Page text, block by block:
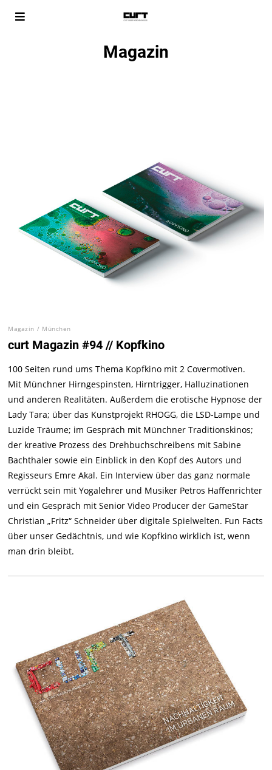
Magazin
Magazin / München
curt Magazin #94 // Kopfkino
100 Seiten rund ums Thema Kopfkino mit 2 Covermotiven.
Mit Münchner Hirngespinsten, Hirntrigger, Halluzinationen
und anderen Realitäten. Außerdem die erotische Hypnose der
Lady Tara; über das Kunstprojekt RHOGG, die LSD-Lampe und
Luzide Träume; im Gespräch mit Münchner Traditionskinos;
der kreative Prozess des Drehbuchschreibens mit Sabine
Bachthaler sowie ein Einblick in den Kopf des Autors und
Regisseurs Emre Akal. Ein Interview über das ganz normale
verrückt sein mit Yogalehrer und Musiker Petros Haffenrichter
und ein Gespräch mit Senior Video Producer der GameStar
Christian „Fritz“ Schneider über digitale Spielwelten. Fun Facts
über unser Gedächtnis, und wie Kopfkino wirklich ist, wenn
man drin bleibt.